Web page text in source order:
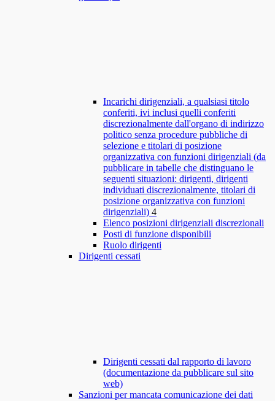
Incarichi dirigenziali, a qualsiasi titolo
conferiti, ivi inclusi quelli conferiti
discrezionalmente dall'organo di indirizzo
politico senza procedure pubbliche di
selezione e titolari di posizione
organizzativa con funzioni dirigenziali (da
pubblicare in tabelle che distinguano le
seguenti situazioni: dirigenti, dirigenti
individuati discrezionalmente, titolari di
posizione organizzativa con funzioni
dirigenziali) 4
Elenco posizioni dirigenziali discrezionali
Posti di funzione disponibili
Ruolo dirigenti
Dirigenti cessati
Dirigenti cessati dal rapporto di lavoro
(documentazione da pubblicare sul sito
web)
Sanzioni per mancata comunicazione dei dati